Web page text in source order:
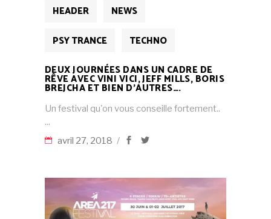
HEADER
NEWS
PSY TRANCE
TECHNO
DEUX JOURNÉES DANS UN CADRE DE
RÊVE AVEC VINI VICI, JEFF MILLS, BORIS
BREJCHA ET BIEN D’AUTRES….
Un festival qu'on vous conseille fortement..
avril 27, 2018